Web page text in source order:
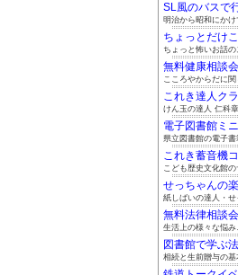
SL風のバスで
明治から昭和にか
ちょっとだけ
ちょっと怖いお話
無料健康相談
こころやからだに
これき達人ク
けん玉の達人 仁科
電子図書館ミ
県立図書館の電子
これき蓄音機
こども歴史文化館
せっちゃんの
紙しばいの達人・
無料法律相談
生活上の様々な悩
図書館で学ぶ
相続と生前贈与の